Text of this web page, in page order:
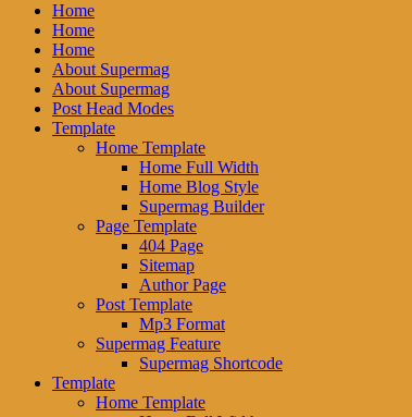
Home
Home
Home
About Supermag
About Supermag
Post Head Modes
Template
Home Template
Home Full Width
Home Blog Style
Supermag Builder
Page Template
404 Page
Sitemap
Author Page
Post Template
Mp3 Format
Supermag Feature
Supermag Shortcode
Template
Home Template